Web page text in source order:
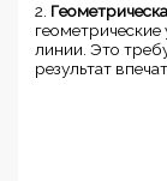
2.
геометрические
линии. Это
результат